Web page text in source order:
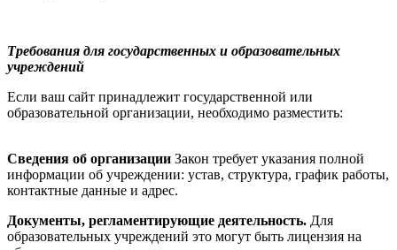
Требования для государственных и образовательных
учреждений
Если ваш сайт принадлежит государственной или
образовательной организации, необходимо разместить:
Сведения об организации Закон требует указания полной
информации об учреждении: устав, структура, график работы,
контактные данные и адрес.
Документы, регламентирующие деятельность. Для
образовательных учреждений это могут быть лицензия на